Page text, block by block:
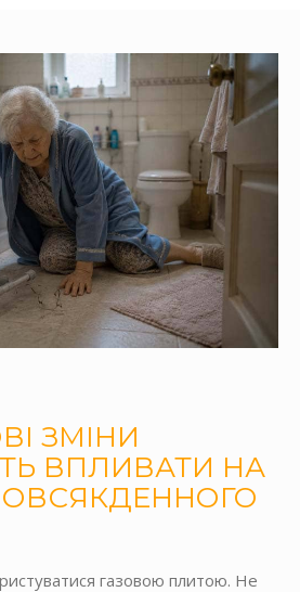
ЗМІНИ
ВПЛИВАТИ НА
газовою плитою. Не